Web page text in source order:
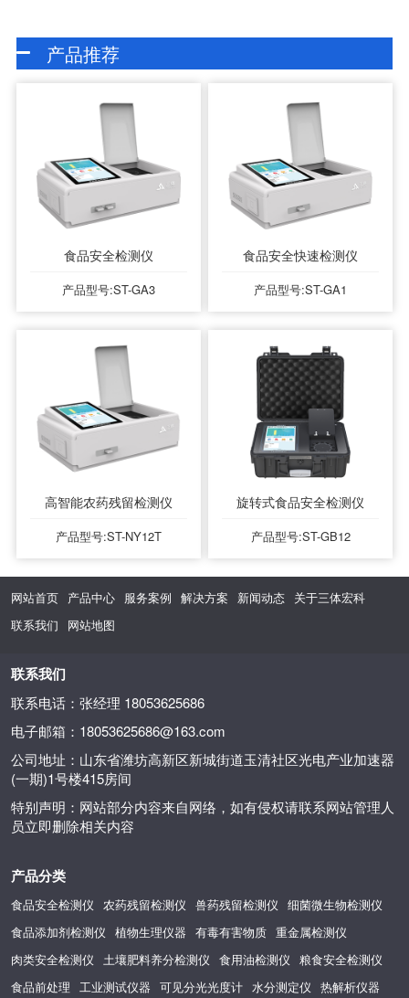
产品推荐
食品安全检测仪
产品型号:ST-GA3
食品安全快速检测仪
产品型号:ST-GA1
高智能农药残留检测仪
产品型号:ST-NY12T
旋转式食品安全检测仪
产品型号:ST-GB12
网站首页 产品中心 服务案例 解决方案 新闻动态 关于三体宏科
联系我们
网站地图
联系我们
联系电话：张经理 18053625686
电子邮箱：18053625686@163.com
公司地址：山东省潍坊高新区新城街道玉清社区光电产业加速器
(一期)1号楼415房间
特别声明：网站部分内容来自网络，如有侵权请联系网站管理人
员立即删除相关内容
产品分类
食品安全检测仪 农药残留检测仪 兽药残留检测仪 细菌微生物检测仪
食品添加剂检测仪 植物生理仪器 有毒有害物质 重金属检测仪
肉类安全检测仪
土壤肥料养分检测仪 食用油检测仪 粮食安全检测仪
食品前处理
工业测试仪器 可见分光光度计 水分测定仪 热解析仪器